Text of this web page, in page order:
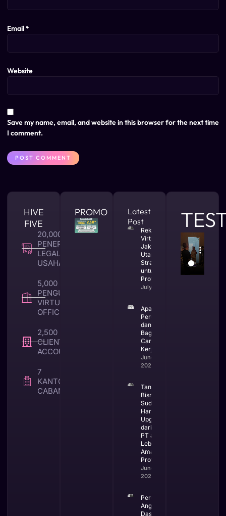
Email*
Website
Save my name, email, and website in this browser for the next time
I comment.
HIVE
FIVE
20,000 +
PENERBITAN
LEGALITAS
USAHA
5,000 +
PENGUNA
VIRTUAL
OFFICE
2,500 +
CLIENT TAX &
ACCOUNTING
7
KANTOR
CABANG
PROMO
Latest
Post
Rekomendasi
Virtual Office
Jakarta
Utara yang
Strategis
untuk Bisnis
Profesional
July 23, 2026
Apa Itu CV
Perusahaan
dan
Bagaimana
Cara
Kerjanya
June 25,
2026
Tanda
Bisnis
Sudah
Harus
Upgrade
dari CV ke
PT agar
Lebih
Aman dan
Profesional
June 23,
2026
Perubahan
Anggaran
Dasar PT